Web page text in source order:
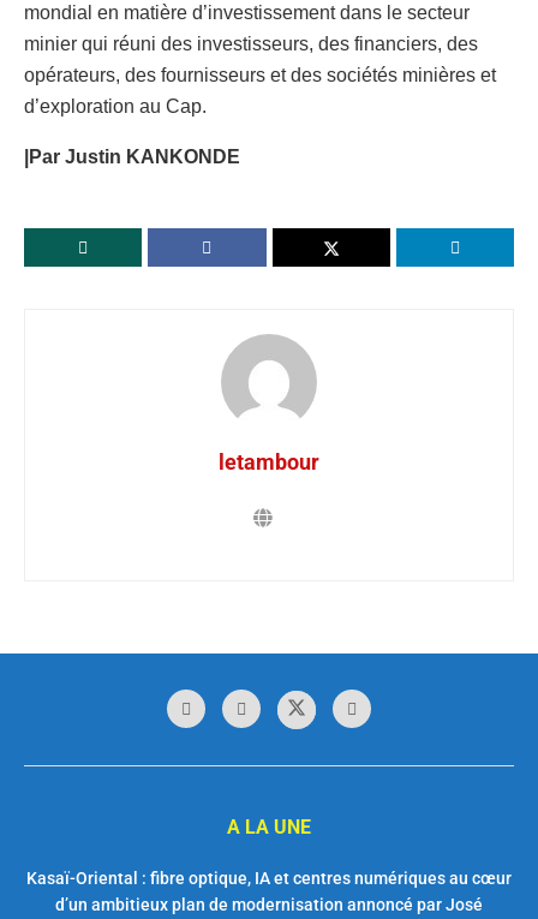
mondial en matière d’investissement dans le secteur
minier qui réuni des investisseurs, des financiers, des
opérateurs, des fournisseurs et des sociétés minières et
d’exploration au Cap.
|Par Justin KANKONDE
letambour
A LA UNE
Kasaï-Oriental : fibre optique, IA et centres numériques au cœur
d’un ambitieux plan de modernisation annoncé par José